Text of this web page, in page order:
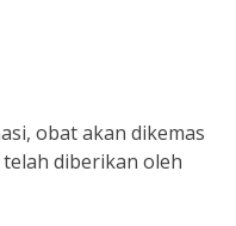
obat akan dikemas
diberikan oleh